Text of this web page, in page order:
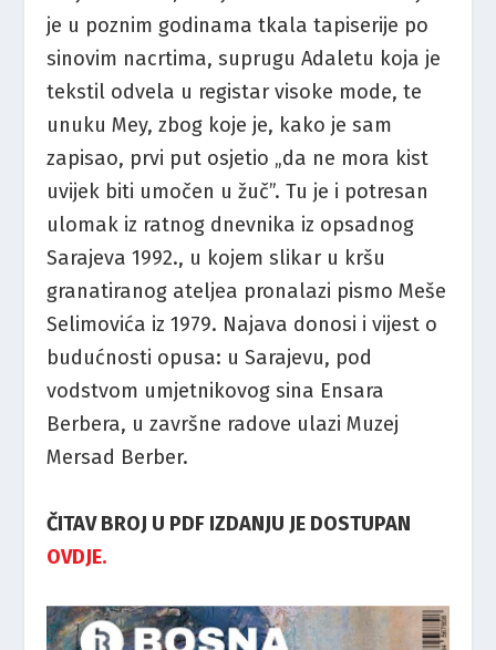
je u poznim godinama tkala tapiserije po
sinovim nacrtima, suprugu Adaletu koja je
tekstil odvela u registar visoke mode, te
unuku Mey, zbog koje je, kako je sam
zapisao, prvi put osjetio „da ne mora kist
uvijek biti umočen u žuč”. Tu je i potresan
ulomak iz ratnog dnevnika iz opsadnog
Sarajeva 1992., u kojem slikar u kršu
granatiranog ateljea pronalazi pismo Meše
Selimovića iz 1979. Najava donosi i vijest o
budućnosti opusa: u Sarajevu, pod
vodstvom umjetnikovog sina Ensara
Berbera, u završne radove ulazi Muzej
Mersad Berber.
ČITAV BROJ U PDF IZDANJU JE DOSTUPAN
OVDJE.